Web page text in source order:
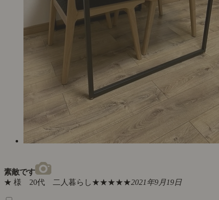
素敵です
★ 様 20代 二人暮らし★★★★★2021年9月19日